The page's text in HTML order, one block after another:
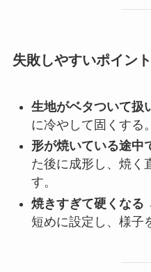
失敗しやすいポイン
生地がベタついて扱
に冷やして固くする。
形が焼いている途中
た後に成形し、焼く
す。
焼きすぎて硬くなる
短めに設定し、様子